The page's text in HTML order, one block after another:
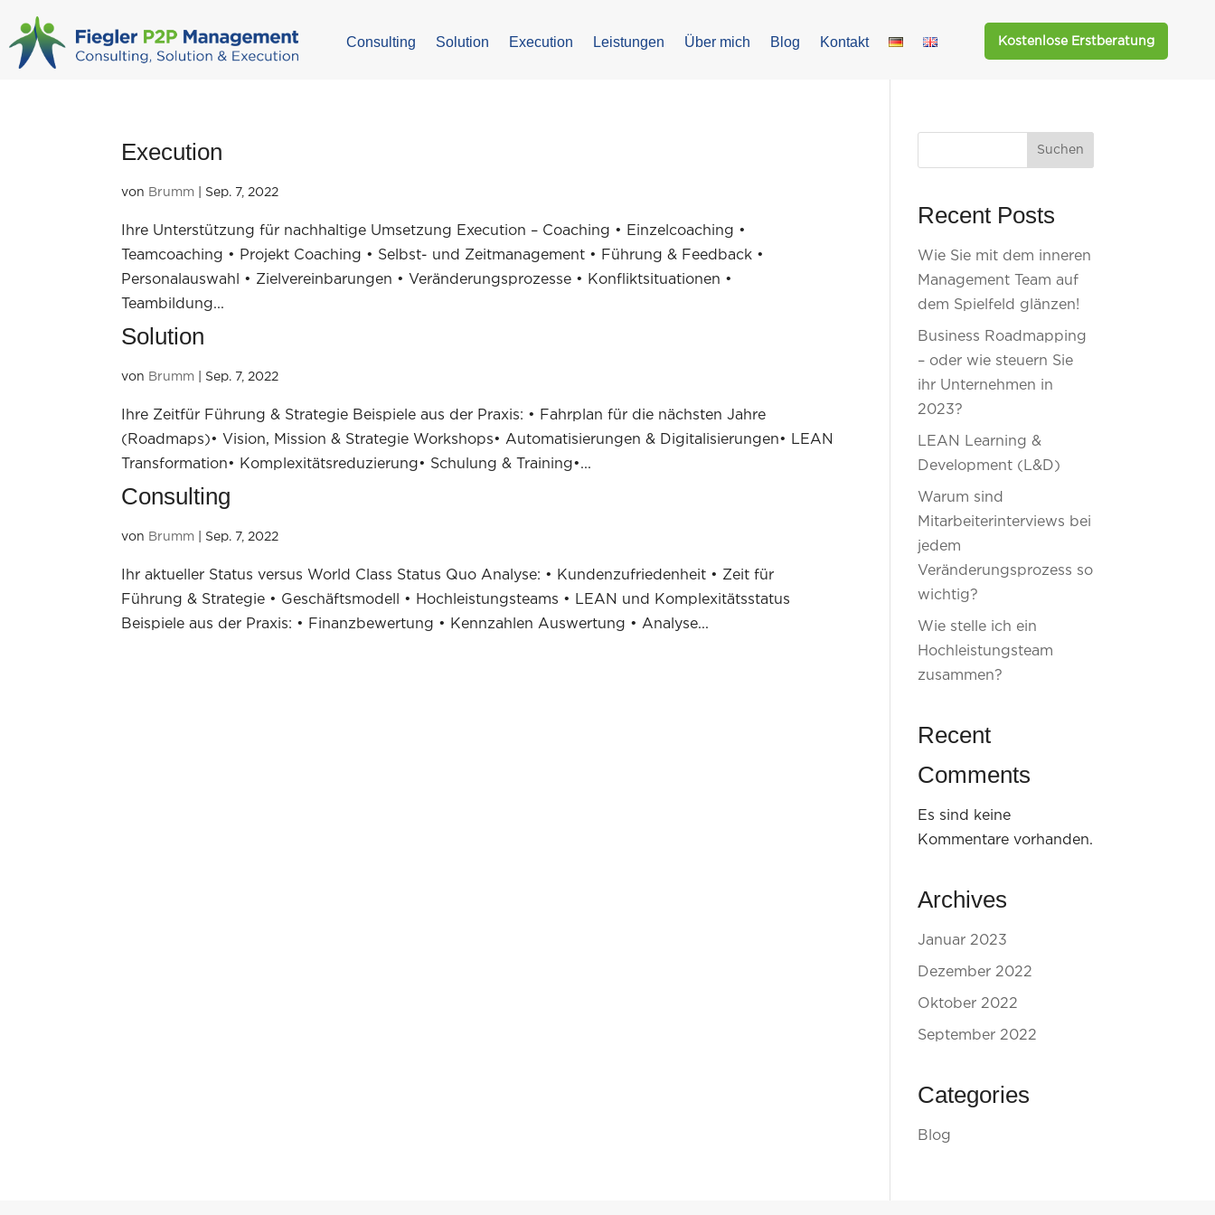
Consulting Solution Execution Leistungen Über mich Blog Kontakt Kostenlose Erstberatung
Execution
von Brumm Sep. 7, 2022
Ihre Unterstützung für nachhaltige Umsetzung Execution – Coaching • Einzelcoaching •
Teamcoaching • Projekt Coaching • Selbst- und Zeitmanagement • Führung & Feedback •
Personalauswahl • Zielvereinbarungen • Veränderungsprozesse • Konfliktsituationen •
Teambildung...
Solution
von Brumm Sep. 7, 2022
Ihre Zeitfür Führung & Strategie Beispiele aus der Praxis: • Fahrplan für die nächsten Jahre
(Roadmaps)• Vision, Mission & Strategie Workshops• Automatisierungen & Digitalisierungen• LEAN
Transformation• Komplexitätsreduzierung• Schulung & Training•...
Consulting
von Brumm Sep. 7, 2022
Ihr aktueller Status versus World Class Status Quo Analyse: • Kundenzufriedenheit • Zeit für
Führung & Strategie • Geschäftsmodell • Hochleistungsteams • LEAN und Komplexitätsstatus
Beispiele aus der Praxis: • Finanzbewertung • Kennzahlen Auswertung • Analyse...
Suchen
Recent Posts
Wie Sie mit dem inneren
Management Team auf
dem Spielfeld glänzen!
Business Roadmapping
– oder wie steuern Sie
ihr Unternehmen in
2023?
LEAN Learning &
Development (L&D)
Warum sind
Mitarbeiterinterviews bei
jedem
Veränderungsprozess so
wichtig?
Wie stelle ich ein
Hochleistungsteam
zusammen?
Recent
Comments
Es sind keine
Kommentare vorhanden.
Archives
Januar 2023
Dezember 2022
Oktober 2022
September 2022
Categories
Blog